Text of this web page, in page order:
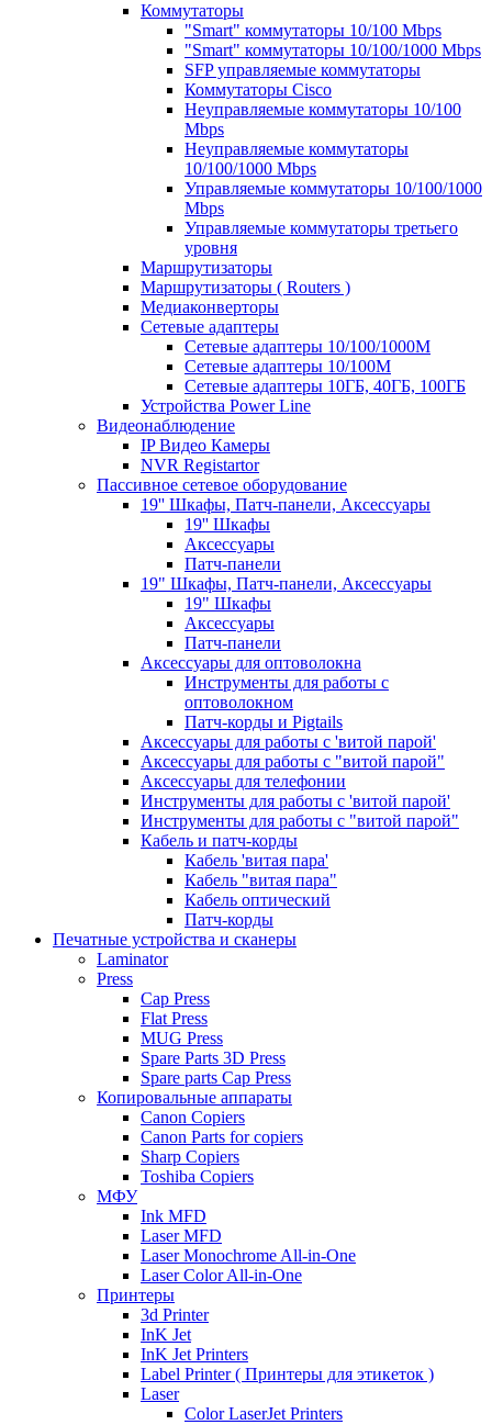
Коммутаторы
"Smart" коммутаторы 10/100 Mbps
"Smart" коммутаторы 10/100/1000 Mbps
SFP управляемые коммутаторы
Коммутаторы Cisco
Неуправляемые коммутаторы 10/100
Mbps
Неуправляемые коммутаторы
10/100/1000 Mbps
Управляемые коммутаторы 10/100/1000
Mbps
Управляемые коммутаторы третьего
уровня
Маршрутизаторы
Маршрутизаторы ( Routers )
Медиаконверторы
Сетевые адаптеры
Сетевые адаптеры 10/100/1000М
Сетевые адаптеры 10/100M
Сетевые адаптеры 10ГБ, 40ГБ, 100ГБ
Устройства Power Line
Видеонаблюдение
IP Видео Камеры
NVR Registartor
Пассивное сетевое оборудование
19'' Шкафы, Патч-панели, Аксессуары
19'' Шкафы
Аксессуары
Патч-панели
19" Шкафы, Патч-панели, Аксессуары
19" Шкафы
Аксессуары
Патч-панели
Аксессуары для оптоволокна
Инструменты для работы с
оптоволокном
Патч-корды и Pigtails
Аксессуары для работы с 'витой парой'
Аксессуары для работы с "витой парой"
Аксессуары для телефонии
Инструменты для работы с 'витой парой'
Инструменты для работы с "витой парой"
Кабель и патч-корды
Кабель 'витая пара'
Кабель "витая пара"
Кабель оптический
Патч-корды
Печатные устройства и сканеры
Laminator
Press
Cap Press
Flat Press
MUG Press
Spare Parts 3D Press
Spare parts Cap Press
Копировальные аппараты
Canon Copiers
Canon Parts for copiers
Sharp Copiers
Toshiba Copiers
МФУ
Ink MFD
Laser MFD
Laser Monochrome All-in-One
Laser Color All-in-One
Принтеры
3d Printer
InK Jet
InK Jet Printers
Label Printer ( Принтеры для этикеток )
Laser
Color LaserJet Printers